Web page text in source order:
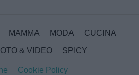
MAMMA MODA
CUCINA
& VIDEO SPICY
Cookie Policy